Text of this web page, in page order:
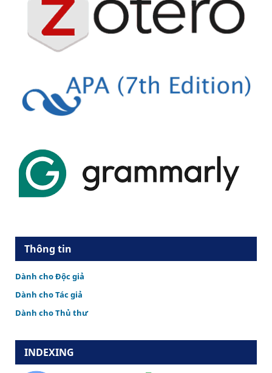
Thông tin
Dành cho Độc giả
Dành cho Tác giả
Dành cho Thủ thư
INDEXING